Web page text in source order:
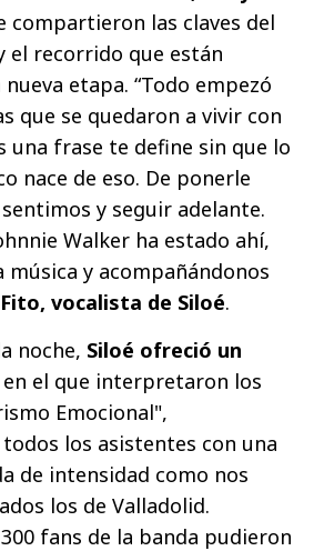
compartieron las claves del
el recorrido que están
etapa. “Todo empezó
que se quedaron a vivir con
una frase te define sin que lo
nace de eso. De ponerle
y seguir adelante.
Walker ha estado ahí,
y acompañándonos
Fito, vocalista de Siloé.
noche, Siloé ofreció un
en el que interpretaron los
Emocional",
los asistentes con una
de intensidad como nos
los de Valladolid.
fans de la banda pudieron